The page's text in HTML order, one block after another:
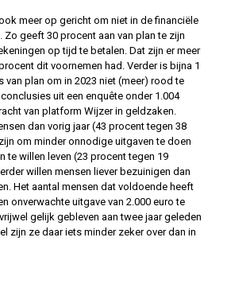
meer op gericht om niet in de financiële
geeft 30 procent aan van plan te zijn
op tijd te betalen. Dat zijn er meer
dit voornemen had. Verder is bijna 1
van plan om in 2023 niet (meer) rood te
uit een enquête onder 1.004
van platform Wijzer in geldzaken.
dan vorig jaar (43 procent tegen 38
om minder onnodige uitgaven te doen
te willen leven (23 procent tegen 19
willen mensen liever bezuinigen dan
Het aantal mensen dat voldoende heeft
onverwachte uitgave van 2.000 euro te
gelijk gebleven aan twee jaar geleden
zijn ze daar iets minder zeker over dan in